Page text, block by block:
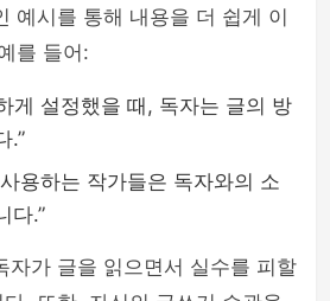
예시를 통해 내용을 더 쉽게 이
를 들어:
게 설정했을 때, 독자는 글의 방
.”
용하는 작가들은 독자와의 소
다.”
자가 글을 읽으면서 실수를 피할